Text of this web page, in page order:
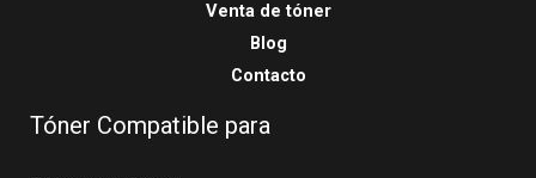
Venta de tóner
Blog
Contacto
Tóner Compatible para